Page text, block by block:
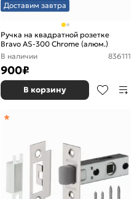
Доставим завтра
Ручка на квадратной розетке
Bravo AS-300 Chrome (алюм.)
В наличии
836111
900₽
В корзину